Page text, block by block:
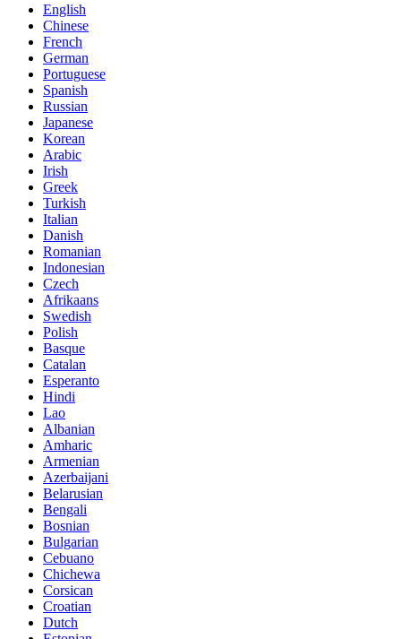
English
Chinese
French
German
Portuguese
Spanish
Russian
Japanese
Korean
Arabic
Irish
Greek
Turkish
Italian
Danish
Romanian
Indonesian
Czech
Afrikaans
Swedish
Polish
Basque
Catalan
Esperanto
Hindi
Lao
Albanian
Amharic
Armenian
Azerbaijani
Belarusian
Bengali
Bosnian
Bulgarian
Cebuano
Chichewa
Corsican
Croatian
Dutch